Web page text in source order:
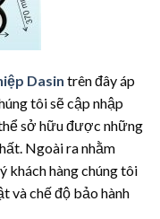
Dasin trên đây áp
tôi sẽ cập nhập
sở hữu được những
Ngoài ra nhằm
khách hàng chúng tôi
và chế độ bảo hành